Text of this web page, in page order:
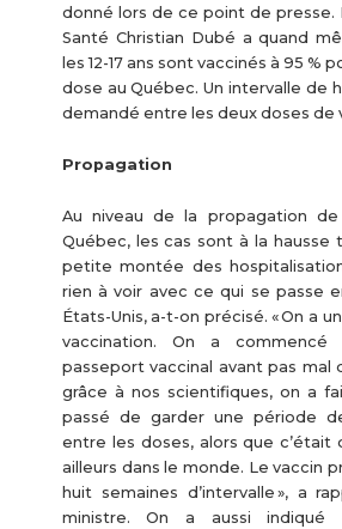
donné lors de ce point de presse.
Santé Christian Dubé a quand
les 12-17 ans sont vaccinés à 95 %
dose au Québec. Un intervalle de
demandé entre les deux doses de
Propagation
Au niveau de la propagation de
Québec, les cas sont à la hausse
petite montée des
rien à voir avec ce qui se passe
États-Unis, a-t-on précisé. « On a
vaccination. On a
passeport vaccinal avant pas mal
grâce à nos scientifiques, on a
passé de garder une période
entre les doses, alors que c’était
ailleurs dans le monde. Le vaccin
huit semaines d’intervalle », a
ministre. On a aussi indiqué